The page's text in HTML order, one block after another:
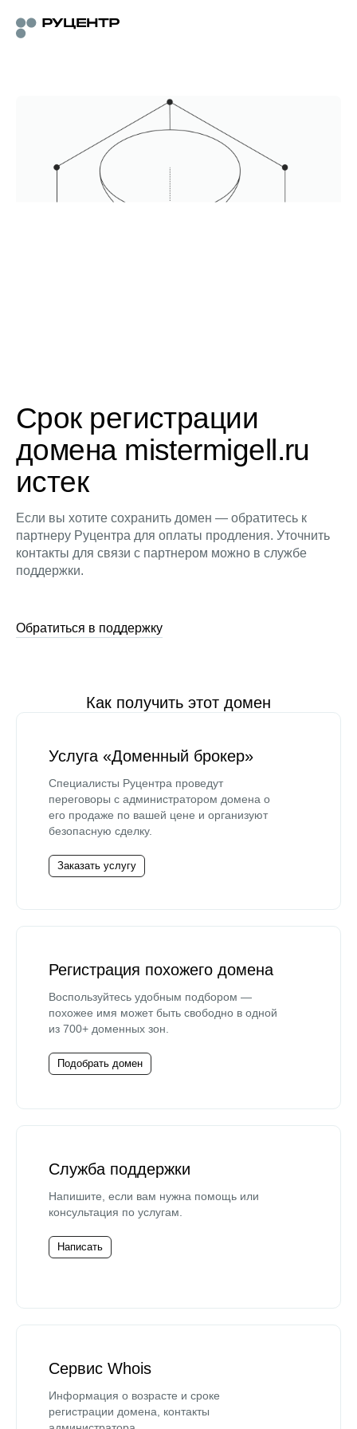
Срок регистрации
домена mistermigell.ru
истек
Если вы хотите сохранить домен — обратитесь к
партнеру Руцентра для оплаты продления. Уточнить
контакты для связи с партнером можно в службе
поддержки.
Обратиться в поддержку
Как получить этот домен
Услуга «Доменный брокер»
Специалисты Руцентра проведут
переговоры с администратором домена о
его продаже по вашей цене и организуют
безопасную сделку.
Заказать услугу
Регистрация похожего домена
Воспользуйтесь удобным подбором —
похожее имя может быть свободно в одной
из 700+ доменных зон.
Подобрать домен
Служба поддержки
Напишите, если вам нужна помощь или
консультация по услугам.
Написать
Сервис Whois
Информация о возрасте и сроке
регистрации домена, контакты